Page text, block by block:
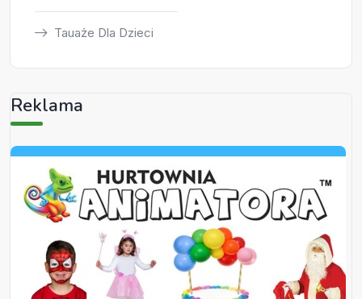
Tauaże Dla Dzieci
Reklama